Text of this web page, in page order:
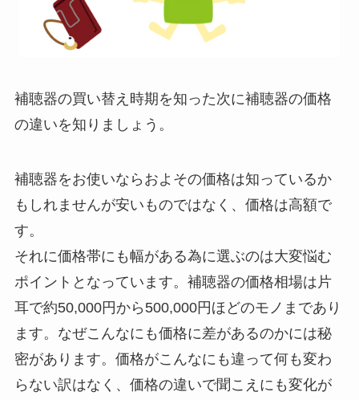
補聴器の買い替え時期を知った次に補聴器の価格
の違いを知りましょう。
補聴器をお使いならおよその価格は知っているか
もしれませんが安いものではなく、価格は高額で
す。
それに価格帯にも幅がある為に選ぶのは大変悩む
ポイントとなっています。補聴器の価格相場は片
耳で約50,000円から500,000円ほどのモノまであり
ます。なぜこんなにも価格に差があるのかには秘
密があります。価格がこんなにも違って何も変わ
らない訳はなく、価格の違いで聞こえにも変化が